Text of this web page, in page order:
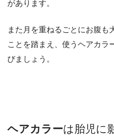
があります。
また月を重ねるごとにお腹も
ことを踏まえ、使うヘアカラ
びましょう。
ヘアカラーは胎児に